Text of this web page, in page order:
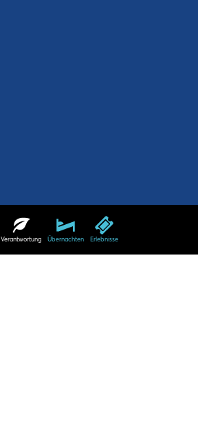
Verantwortung Übernachten Erlebnisse